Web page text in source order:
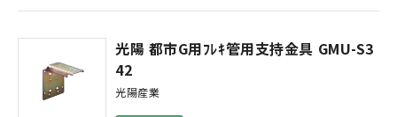
光陽 都市G用ﾌﾚｷ管用支持金具 GMU-S3
42
光陽産業